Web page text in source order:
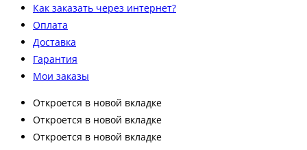
Как заказать через интернет?
Оплата
Доставка
Гарантия
Мои заказы
Откроется в новой вкладке
Откроется в новой вкладке
Откроется в новой вкладке